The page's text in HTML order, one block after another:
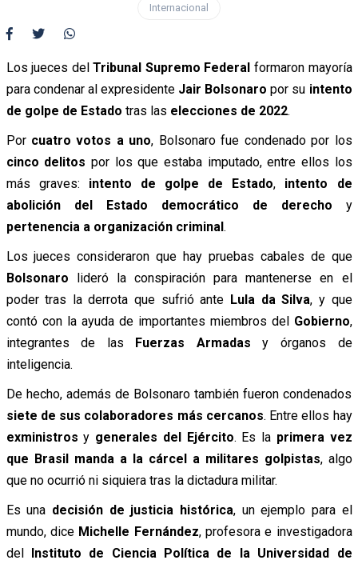
Internacional
Los jueces delTribunal Supremo Federal formaron mayoría
para condenar al expresidente Jair Bolsonaro por su intento
de golpe de Estado tras las elecciones de 2022.
Por cuatro votos a uno, Bolsonaro fue condenado por los
cinco delitos por los que estaba imputado, entre ellos los
más graves: intento de golpe de Estado, intento de
abolición del Estado democrático de derecho y
pertenencia a organización criminal.
Los jueces consideraron que hay pruebas cabales de que
Bolsonaro lideró la conspiración para mantenerse en el
poder tras la derrota que sufrió ante Lula da Silva, y que
contó con la ayuda de importantes miembros del Gobierno,
integrantes de las Fuerzas Armadas y órganos de
inteligencia.
De hecho, además de Bolsonaro también fueron condenados
siete de sus colaboradores más cercanos. Entre ellos hay
exministros y generales del Ejército. Es la primera vez
que Brasil manda a la cárcel a militares golpistas, algo
que no ocurrió ni siquiera tras la dictadura militar.
Es una decisión de justicia histórica, un ejemplo para el
mundo, dice Michelle Fernández, profesora e investigadora
del Instituto de Ciencia Política de la Universidad de